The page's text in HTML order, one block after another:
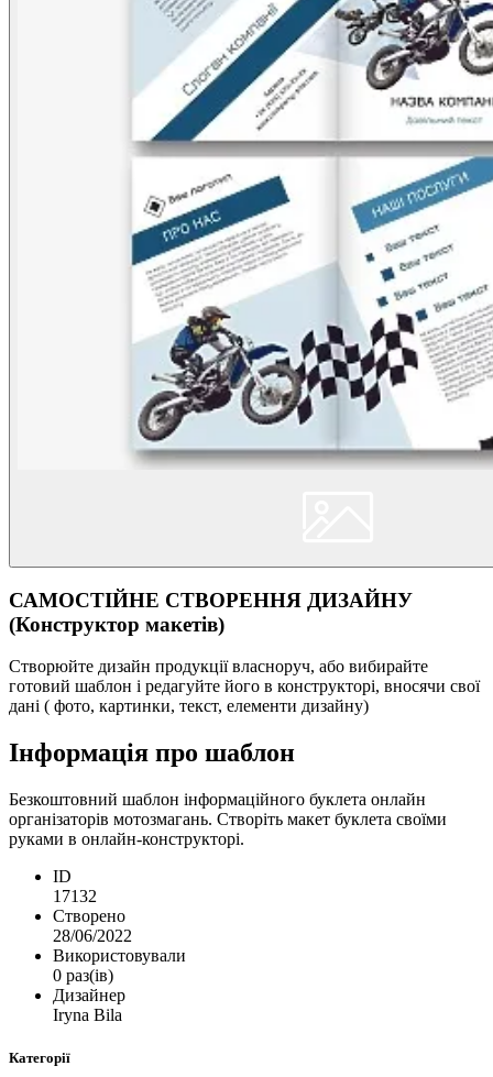
САМОСТІЙНЕ СТВОРЕННЯ ДИЗАЙНУ
(Конструктор макетів)
Створюйте дизайн продукції власноруч, або вибирайте
готовий шаблон і редагуйте його в конструкторі, вносячи свої
дані ( фото, картинки, текст, елементи дизайну)
Інформація про шаблон
Безкоштовний шаблон інформаційного буклета онлайн
організаторів мотозмагань. Створіть макет буклета своїми
руками в онлайн-конструкторі.
ID
17132
Створено
28/06/2022
Використовували
0 раз(ів)
Дизайнер
Iryna Bila
Категорії